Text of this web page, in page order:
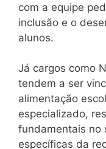
com a equipe
inclusão e o
alunos.
Já cargos como
tendem a ser
alimentação
especializado,
fundamentais no
específicas da